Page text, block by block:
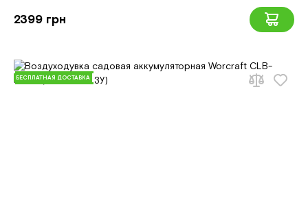
2399 грн
БЕСПЛАТНАЯ ДОСТАВКА